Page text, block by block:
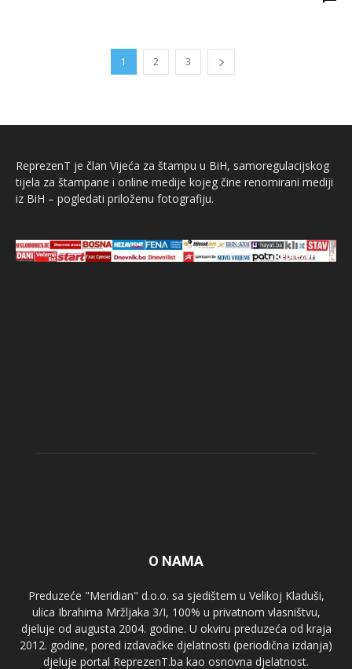
1 2 3
ReprezenT je član Vijeća za štampu u BiH, samoregulacijskog
tijela za štampane i online medije kojeg čine renomirani mediji
iz BiH – pogledati priloženu fotografiju.
O NAMA
Preduzeće "Meridian" d.o.o. sa sjedištem u Velikoj Kladuši,
ulica Ibrahima Mržljaka 3/I, 100% u privatnom vlasništvu,
djeluje od augusta 2004. godine. U okviru preduzeća od kraja
2012. godine, pored izdavačke djelatnosti (periodična izdanja)
djeluje portal ReprezenT.ba kao osnovna djelatnost.